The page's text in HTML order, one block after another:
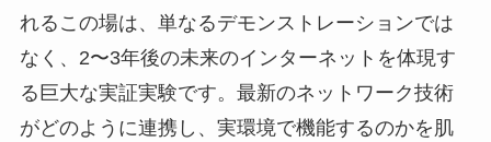
ます。出展各社から提供される約2,300点の最新製
品・サービスと、産学から集結した約800名のトッ
プエンジニアによって、キャリア、エンタープラ
イズ、エッジ通信に加え、AIアプリケーションや